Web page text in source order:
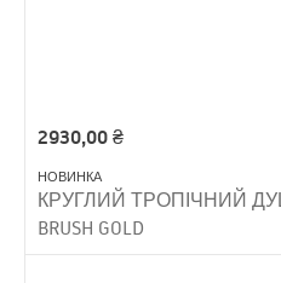
2930,00₴
НОВИНКА
КРУГЛИЙ ТРОПІЧНИЙ ДУШ
BRUSH GOLD